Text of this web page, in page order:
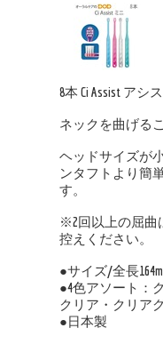
8本 Ci Assist アシ
ネックを曲げる
ヘッドサイズが
ンタフトより簡
す。
※2回以上の屈曲
控えください。
●サイズ/全長
●4色アソート：
クリア・クリア
●日本製